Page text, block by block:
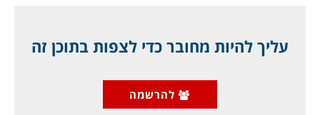
בתקשורת העולמית דווח בהרחבה (אם כי לא
בתקשורת האמריקאית המימסדית, מסיבות
עליך להיות מחובר כדי לצפות בתוכן זה
להרשמה